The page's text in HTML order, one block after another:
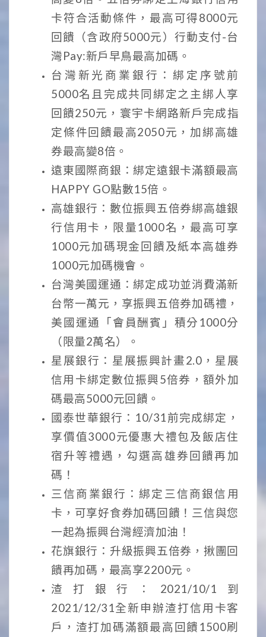
卡符合活動條件，最高可得8000元
回饋（含政府5000元）行動支付-台
灣Pay:新戶早鳥最高加碼。
台灣新光商業銀行：綁定序號前
5000名且完成共同綁定之主綁人享
回饋250元，寰宇卡網路新戶完成指
定條件回饋最高2050元，加綁高雄
券最高變8倍。
遠東國際商銀：綁定遠銀卡滿額最高
HAPPY GO點數15倍。
高雄銀行：數位振興五倍券綁高雄銀
行信用卡，限量1000名，最高可享
1000元加碼現金回饋及紙本高雄券
1000元加碼機會。
台灣美國運通：綁定成功並消費滿新
台幣一萬元，享振興五倍券加碼禮，
美國運通「會員酬賓」積分1000分
（限量2萬名）。
星展銀行：星展振興計畫2.0，星展
信用卡綁定數位振興5倍券，額外加
碼最高5000元回饋。
國泰世華銀行：10/31前完成綁定，
享價值3000元優惠大禮包及飯店住
宿升等禮遇，勾選高雄券回饋再加
碼！
三信商業銀行：綁定三信商銀信用
卡，可享好食券加碼回饋！三信與您
一起為振興台灣經濟加油！
花旗銀行：升級振興五倍券，揪團回
饋再加碼，最高享2200元。
渣打銀行：2021/10/1到
2021/12/31全新申辦渣打信用卡客
戶，渣打加碼滿額最高回饋1500刷